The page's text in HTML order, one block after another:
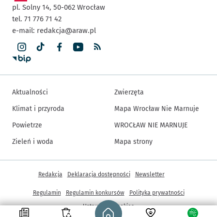
Strona główna - wroclaw.pl
pl. Solny 14, 50-062 Wrocław
tel. 71 776 71 42
e-mail: redakcja@araw.pl
Aktualności
Klimat i przyroda
Powietrze
Zieleń i woda
Zwierzęta
Mapa Wrocław Nie Marnuje
WROCŁAW NIE MARNUJE
Mapa strony
Inne informacje
Redakcja Deklaracja dostępności Newsletter
Regulamin Regulamin konkursów
Polityka prywatności
Ustawienia cookies